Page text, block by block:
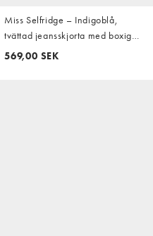
Miss Selfridge – Indigoblå,
tvättad jeansskjorta med boxig
passform
569,00 SEK